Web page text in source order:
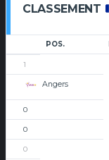
CLASSEMENT
POS.
1
Angers
0
0
0